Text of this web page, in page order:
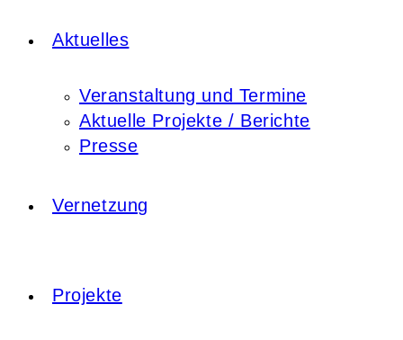
Aktuelles
Veranstaltung und Termine
Aktuelle Projekte / Berichte
Presse
Vernetzung
Projekte